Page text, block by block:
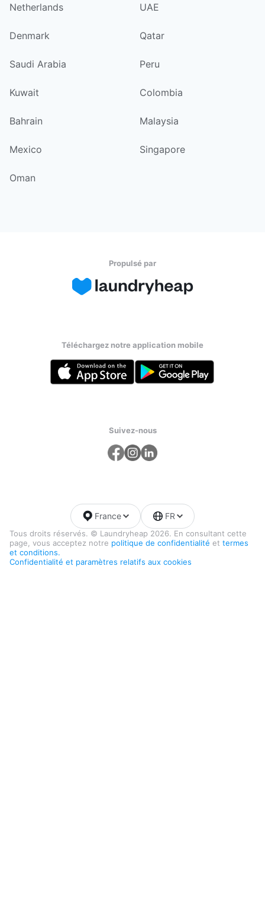
Netherlands UAE
Denmark Qatar
Saudi Arabia Peru
Kuwait Colombia
Bahrain Malaysia
Mexico Singapore
Oman
Propulsé par
Téléchargez notre application mobile
Suivez-nous
Tous droits réservés. © Laundryheap 2026. En consultant cette
page, vous acceptez notre politique de confidentialité et termes
et conditions.
Confidentialité et paramètres relatifs aux cookies
France FR